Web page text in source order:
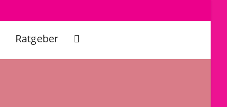
Ratgeber Website-